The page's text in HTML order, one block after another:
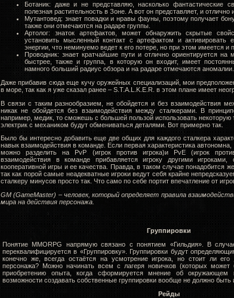
Ботаник: даже и не представляю, насколько фантастические
полезная растительность в Зоне. А вот он представляет, и
Мутантовед: знает повадки и нравы фауны, поэтому получает
также они отмечаются на радаре группы.
Артолог: знаток артефактов, может обнаружить скрытые
установить мысленный контакт с артефактом и
энергии, что неминуемо ведет к его потере, но при этом имеется
Проводник: знает кратчайшие пути и отлично ориентируется на
быстрее, также и группа, в которую он входит, имеет
намного больший радиус обзора и на радаре отмечаются аномалии.
Даже прибавив сюда еще кучу оружейных специализаций, мои
в море, так как я уже сказал ранее – S.T.A.L.K.E.R. в этом плане имеет
В связи с таким разнообразием, не обойдется и без взаимодействия
никак не обойдется без взаимодействия между сталкерами. В
например, медик, то сможешь с большей пользой использовать
электрик с механиком будут обмениваться деталями. Вот примерно так.
Было бы интересно добавить еще две общих для каждого сталкера
навык взаимодействия в команде. Если первая характеристика
можно разделить на PvP (игрок против игрока)и PvE (игрок
взаимодействия в команде прибавляется игроку другими
кооперативной игры и ее качества. Правда, в таком случае понадобится
так как порой самые неадекватные игроки ведут себя крайне
сталкеру минусов просто так. Что само по себе портит впечатление от
GM (GameMaster) – человек, который определяет правила
мира на действия персонажа.
Группировки
Понятие MMORPG напрямую связано с понятием «Гильдия». В
переквалифицируется в «Группировку». Группировки будут
конечно же, всегда остаётся на усмотрение игрока, но стоит ли
персонажа? Можно начинать всем с лагеря новичков (которых
приобретению опыта, когда сформируется мнение об
возможности создавать собственные группировки вообще не должно быть
Рейды